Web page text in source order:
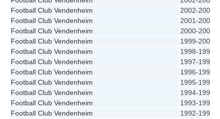
Football Club Vendenheim
2002-2003
Football Club Vendenheim
2001-2002
Football Club Vendenheim
2000-2001
Football Club Vendenheim
1999-2000
Football Club Vendenheim
1998-1999
Football Club Vendenheim
1997-1998
Football Club Vendenheim
1996-1997
Football Club Vendenheim
1995-1996
Football Club Vendenheim
1994-1995
Football Club Vendenheim
1993-1994
Football Club Vendenheim
1992-1993